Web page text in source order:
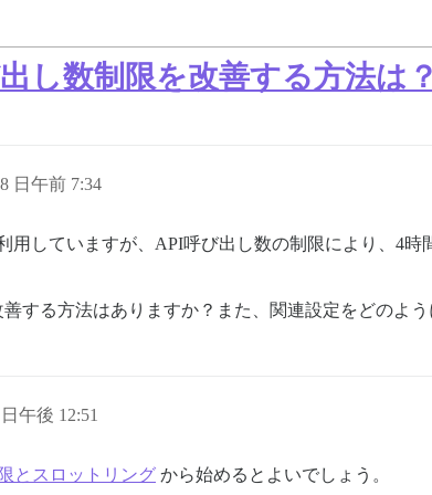
し数制限を改善する方法は？
日午前 7:34
用していますが、API呼び出し数の制限により、4
する方法はありますか？また、関連設定をどのよ
午後 12:51
とスロットリング から始めるとよいでしょう。